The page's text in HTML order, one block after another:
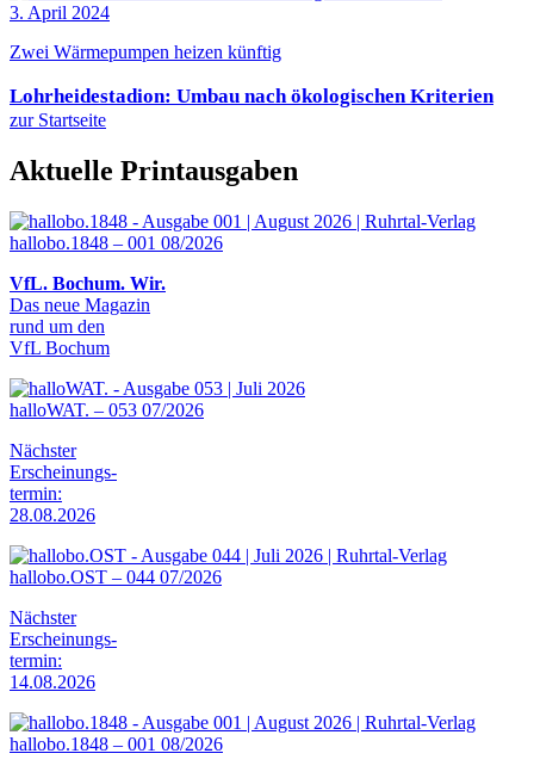
3. April 2024
Zwei Wärmepumpen heizen künftig
Lohrheidestadion: Umbau nach ökologischen Kriterien
zur Startseite
Aktuelle Printausgaben
hallobo.1848 – 001 08/2026
VfL. Bochum. Wir.
Das neue Magazin
rund um den
VfL Bochum
halloWAT. – 053 07/2026
Nächster
Erscheinungs-
termin:
28.08.2026
hallobo.OST – 044 07/2026
Nächster
Erscheinungs-
termin:
14.08.2026
hallobo.1848 – 001 08/2026